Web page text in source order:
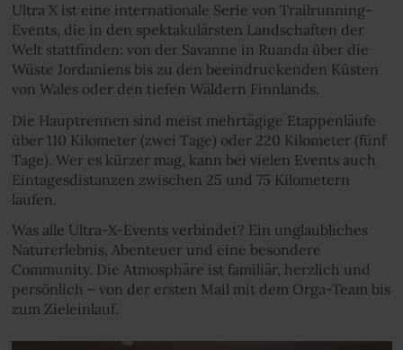
Ultra X ist eine internationale Serie von Trailrunning-
Events, die in den spektakulärsten Landschaften der
Welt stattfinden: von der Savanne in Ruanda über die
Wüste Jordaniens bis zu den beeindruckenden Küsten
von Wales oder den tiefen Wäldern Finnlands.
Die Hauptrennen sind meist mehrtägige Etappenläufe
über 110 Kilometer (zwei Tage) oder 220 Kilometer (fünf
Tage). Wer es kürzer mag, kann bei vielen Events auch
Eintagesdistanzen zwischen 25 und 75 Kilometern
laufen.
Was alle Ultra-X-Events verbindet? Ein unglaubliches
Naturerlebnis, Abenteuer und eine besondere
Community. Die Atmosphäre ist familiär, herzlich und
persönlich – von der ersten Mail mit dem Orga-Team bis
zum Zieleinlauf.